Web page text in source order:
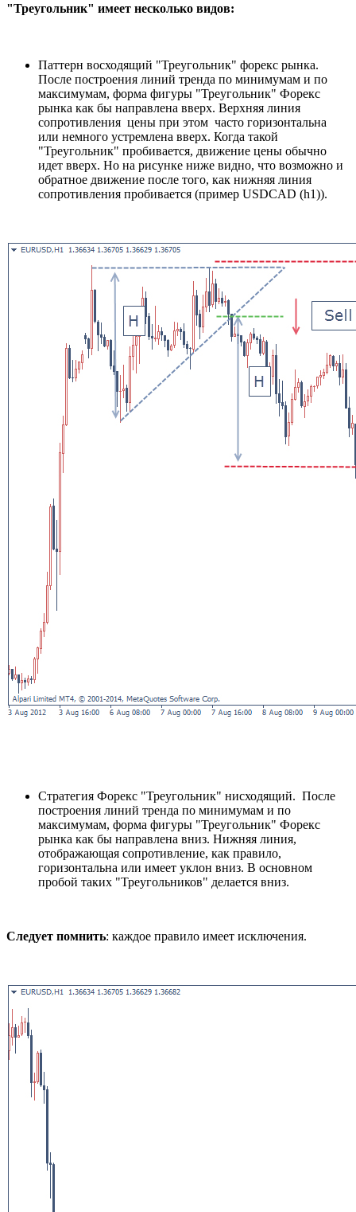
"Треугольник" имеет несколько видов:
Паттерн восходящий "Треугольник" форекс рынка.
После построения линий тренда по минимумам и по
максимумам, форма фигуры "Треугольник" Форекс
рынка как бы направлена вверх. Верхняя линия
сопротивления цены при этом часто горизонтальна
или немного устремлена вверх. Когда такой
"Треугольник" пробивается, движение цены обычно
идет вверх. Но на рисунке ниже видно, что возможно и
обратное движение после того, как нижняя линия
сопротивления пробивается (пример USDCAD (h1)).
Стратегия Форекс "Треугольник" нисходящий. После
построения линий тренда по минимумам и по
максимумам, форма фигуры "Треугольник" Форекс
рынка как бы направлена вниз. Нижняя линия,
отображающая сопротивление, как правило,
горизонтальна или имеет уклон вниз. В основном
пробой таких "Треугольников" делается вниз.
Следует помнить: каждое правило имеет исключения.